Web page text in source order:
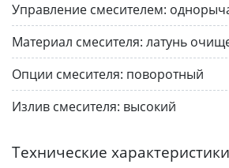
Управление смесителем:
Материал смесителя: латунь
Опции смесителя: поворотный
Излив смесителя: высокий
Технические характеристики